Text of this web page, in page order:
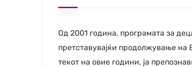
Од 2001 година, програмата за
претставувајќи продолжување
текот на овие години, ја